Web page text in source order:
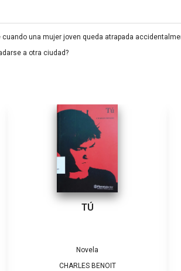
una mujer joven queda atrapada
a otra ciudad?
TÚ
Novela
CHARLES BENOIT